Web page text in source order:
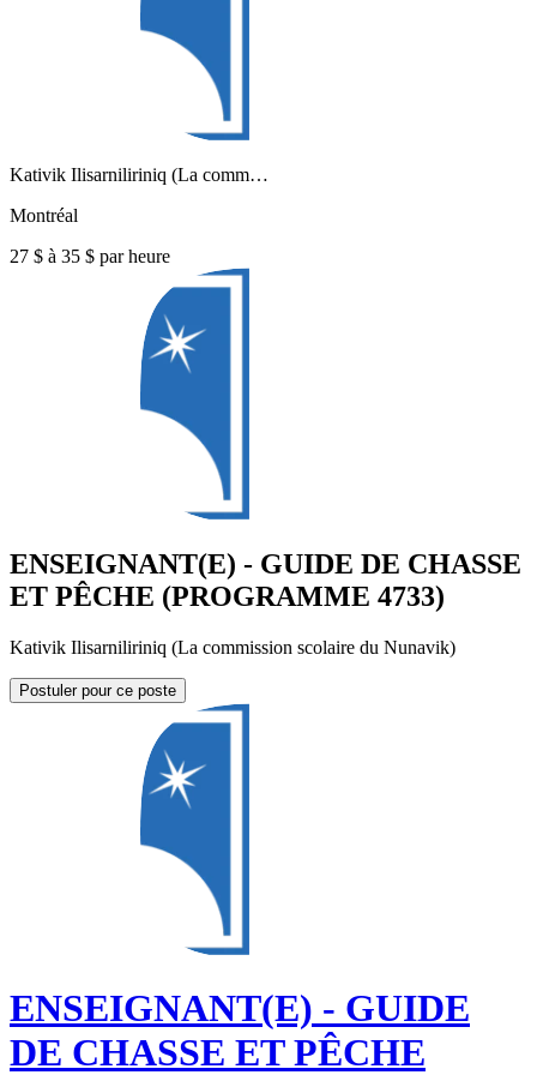
Kativik Ilisarniliriniq (La comm…
Montréal
27 $ à 35 $ par heure
ENSEIGNANT(E) - GUIDE DE CHASSE
ET PÊCHE (PROGRAMME 4733)
Kativik Ilisarniliriniq (La commission scolaire du Nunavik)
Postuler pour ce poste
ENSEIGNANT(E) - GUIDE
DE CHASSE ET PÊCHE